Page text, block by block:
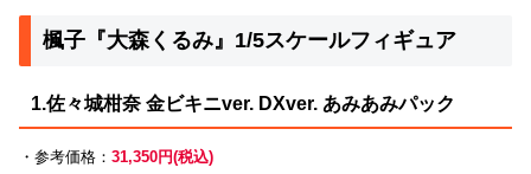
楓子『大森くるみ』1/5スケールフィギュア
1.佐々城柑奈 金ビキニver. DXver. あみあみパック
・参考価格： 31,350円(税込)